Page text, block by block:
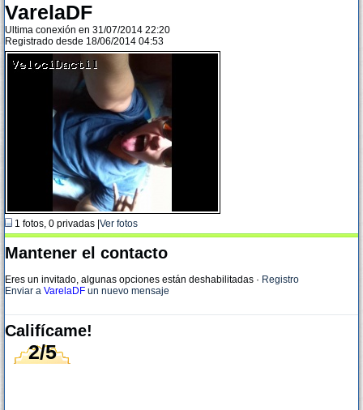
VarelaDF
Ultima conexión en 31/07/2014 22:20
Registrado desde 18/06/2014 04:53
1 fotos, 0 privadas | Ver fotos
Mantener el contacto
Eres un invitado, algunas opciones están deshabilitadas · Registro
Enviar a VarelaDF un nuevo mensaje
Califícame!
2/5